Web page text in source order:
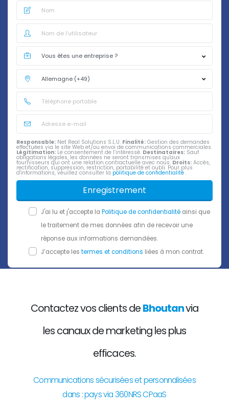
Responsable: Net Real Solutions S.L.U. Finalité: Gestion des demandes
effectuées via le site Web et/ou envoi de communications commerciales.
Légitimation: Le consentement de l’intéressé. Destinataires: Sauf
obligations légales, les données ne seront transmises qu'aux
fournisseurs qui ont une relation contractuelle avec nous. Droits: Accès,
rectification, suppression, restriction, portabilité et oubli. Pour plus
d'informations, veuillez consulter la politique de confidentialité .
Enregistrement
J'ai lu et j'accepte la Politique de confidentialité ainsi que
le traitement de mes données afin de recevoir une
réponse aux informations demandées.
J’accepte les termes et conditions liées à mon contrat.
Contactez vos clients deBhoutanvia
les canaux de marketing les plus
efficaces.
Communications sécurisées et personnalisées
dans : pays via 360NRS CPaaS